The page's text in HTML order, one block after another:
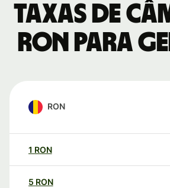
Taxas de
RON para
RON
1 RON
5 RON